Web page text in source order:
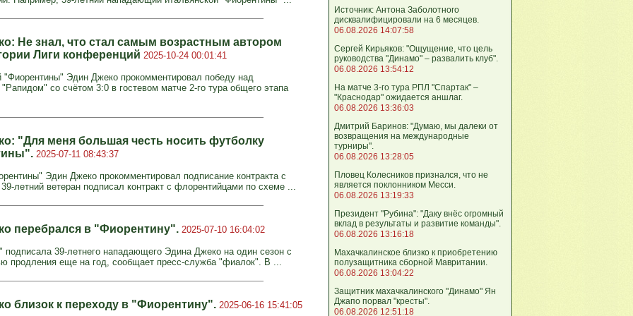
Не знал, что стал самым возрастным автором
Лиги конференций 2025-10-24 00:01:41
Эдин Джеко прокомментировал победу над
"Рапидом" со счётом 3:0 в гостевом матче 2-го тура общего этапа
"Для меня большая честь носить футболку
2025-07-11 08:43:37
Эдин Джеко прокомментировал подписание контракта с
летний ветеран подписал контракт с флорентийцами по схеме ...
перебрался в "Фиорентину". 2025-07-10 16:04:02
подписала 39-летнего нападающего Эдина Джеко на один сезон с
продления еще на год, сообщает пресс-служба "фиалок". В ...
близок к переходу в "Фиорентину". 2025-06-16 15:41:05
Источник: Антона Заболотного
дисквалифицировали на 6 месяцев.
06.08.2026 14:07:58
Сергей Кирьяков: "Ощущение, что цель
руководства "Динамо" – развалить клуб".
06.08.2026 13:54:12
На матче 3-го тура РПЛ "Спартак" –
"Краснодар" ожидается аншлаг.
06.08.2026 13:36:03
Дмитрий Баринов: "Думаю, мы далеки от
возвращения на международные
турниры".
06.08.2026 13:28:05
Пловец Колесников признался, что не
является поклонником Месси.
06.08.2026 13:19:33
Президент "Рубина": "Даку внёс огромный
вклад в результаты и развитие команды".
06.08.2026 13:16:18
Махачкалинское близко к приобретению
полузащитника сборной Мавритании.
06.08.2026 13:04:22
Защитник махачкалинского "Динамо" Ян
Джапо порвал "кресты".
06.08.2026 12:51:18